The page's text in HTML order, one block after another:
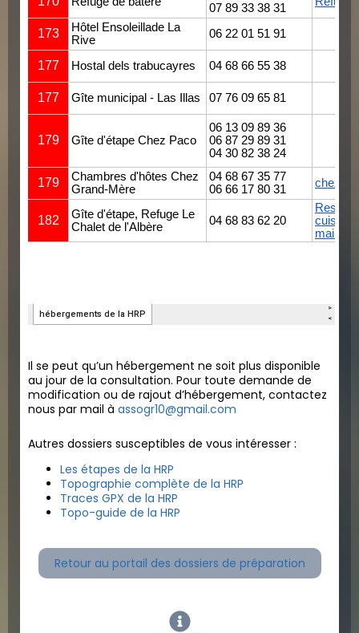
Il se peut qu’un hébergement ne soit plus disponible
au jour de la consultation. Pour toute demande de
modification ou de rajout d’hébergement, contactez
nous par mail à assogr10@gmail.com
Autres dossiers susceptibles de vous intéresser :
Les étapes de la HRP
Topographie complète de la HRP
Traces GPX de la HRP
Topo-guide de la HRP
Retour au portail des dossiers de préparation